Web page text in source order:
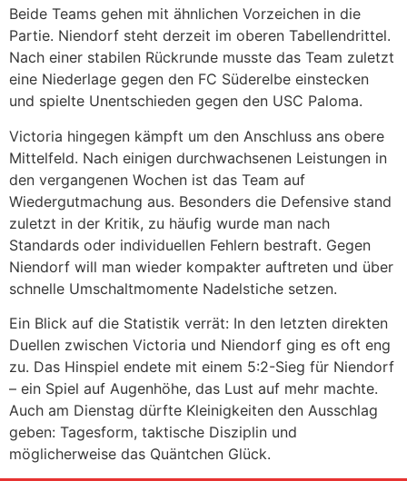
Beide Teams gehen mit ähnlichen Vorzeichen in die
Partie. Niendorf steht derzeit im oberen Tabellendrittel.
Nach einer stabilen Rückrunde musste das Team zuletzt
eine Niederlage gegen den FC Süderelbe einstecken
und spielte Unentschieden gegen den USC Paloma.
Victoria hingegen kämpft um den Anschluss ans obere
Mittelfeld. Nach einigen durchwachsenen Leistungen in
den vergangenen Wochen ist das Team auf
Wiedergutmachung aus. Besonders die Defensive stand
zuletzt in der Kritik, zu häufig wurde man nach
Standards oder individuellen Fehlern bestraft. Gegen
Niendorf will man wieder kompakter auftreten und über
schnelle Umschaltmomente Nadelstiche setzen.
Ein Blick auf die Statistik verrät: In den letzten direkten
Duellen zwischen Victoria und Niendorf ging es oft eng
zu. Das Hinspiel endete mit einem 5:2-Sieg für Niendorf
– ein Spiel auf Augenhöhe, das Lust auf mehr machte.
Auch am Dienstag dürfte Kleinigkeiten den Ausschlag
geben: Tagesform, taktische Disziplin und
möglicherweise das Quäntchen Glück.